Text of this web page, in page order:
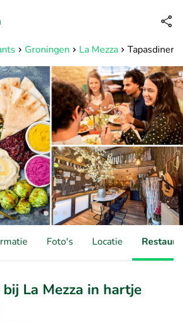
Bereikbaar tot 23:00 uur
Groningen La Mezza Tapasdiner
Foto's Locatie
La Mezza in hartje